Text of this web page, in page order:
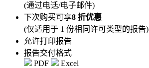
(通过电话/电子邮件)
下次购买可享8 折优惠
(仅适用于 1 份相同许可类型的报告)
允许打印报告
报告交付格式
PDF
Excel